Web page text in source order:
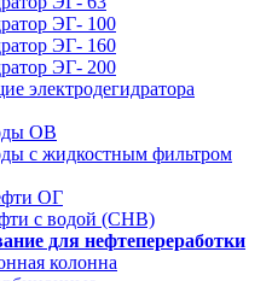
ЭГ- 100
ЭГ- 160
ЭГ- 200
электродегидратора
ОВ
с жидкостным фильтром
ОГ
с водой (СНВ)
для нефтепереработки
колонна